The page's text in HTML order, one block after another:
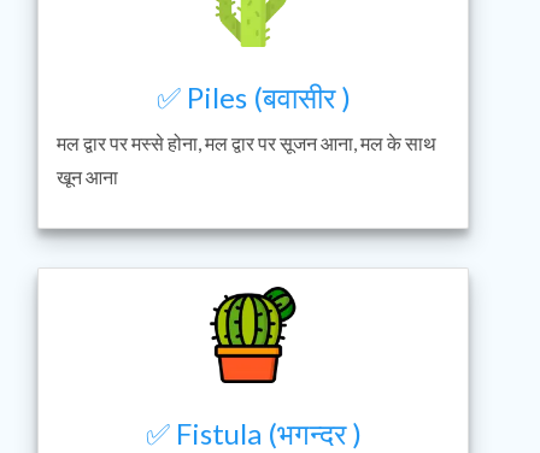
✅ Piles (बवासीर )
मल द्वार पर मस्से होना, मल द्वार पर सूजन आना, मल के साथ
खून आना
✅ Fistula (भगन्दर )